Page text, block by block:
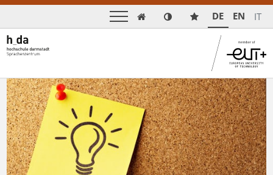
 DE EN IT